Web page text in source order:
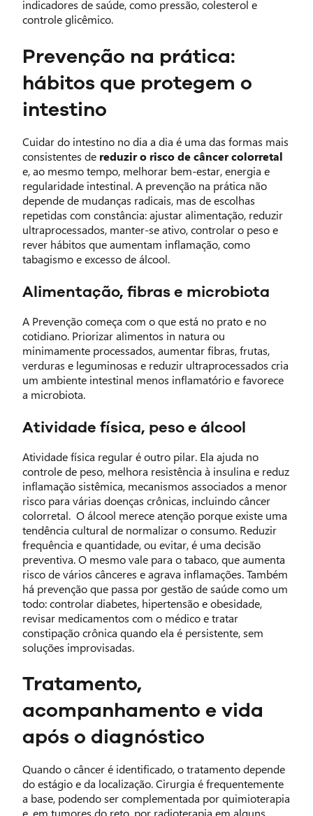
indicadores de saúde, como pressão, colesterol e
controle glicêmico.
Prevenção na prática:
hábitos que protegem o
intestino
Cuidar do intestino no dia a dia é uma das formas mais
consistentes de reduzir o risco de câncer colorretal
e, ao mesmo tempo, melhorar bem-estar, energia e
regularidade intestinal. A prevenção na prática não
depende de mudanças radicais, mas de escolhas
repetidas com constância: ajustar alimentação, reduzir
ultraprocessados, manter-se ativo, controlar o peso e
rever hábitos que aumentam inflamação, como
tabagismo e excesso de álcool.
Alimentação, fibras e microbiota
A Prevenção começa com o que está no prato e no
cotidiano. Priorizar alimentos in natura ou
minimamente processados, aumentar fibras, frutas,
verduras e leguminosas e reduzir ultraprocessados cria
um ambiente intestinal menos inflamatório e favorece
a microbiota.
Atividade física, peso e álcool
Atividade física regular é outro pilar. Ela ajuda no
controle de peso, melhora resistência à insulina e reduz
inflamação sistêmica, mecanismos associados a menor
risco para várias doenças crônicas, incluindo câncer
colorretal. O álcool merece atenção porque existe uma
tendência cultural de normalizar o consumo. Reduzir
frequência e quantidade, ou evitar, é uma decisão
preventiva. O mesmo vale para o tabaco, que aumenta
risco de vários cânceres e agrava inflamações. Também
há prevenção que passa por gestão de saúde como um
todo: controlar diabetes, hipertensão e obesidade,
revisar medicamentos com o médico e tratar
constipação crônica quando ela é persistente, sem
soluções improvisadas.
Tratamento,
acompanhamento e vida
após o diagnóstico
Quando o câncer é identificado, o tratamento depende
do estágio e da localização. Cirurgia é frequentemente
a base, podendo ser complementada por quimioterapia
e, em tumores do reto, por radioterapia em alguns